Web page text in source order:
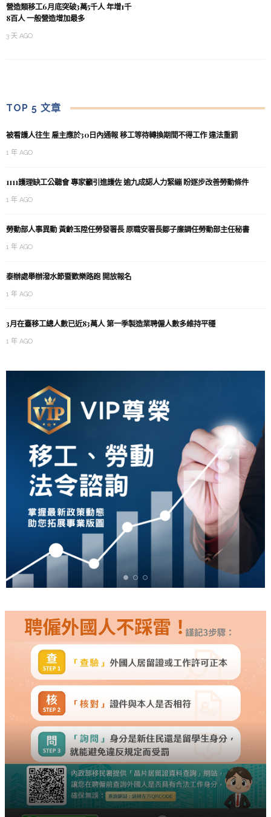
營造類移工6月底突破3萬5千人 年增1千
8百人 一般營造增加最多
3 天 AGO
TOP 5 文章
被看護人往生 雇主應於30日內通報 移工等待轉換期間不得工作 違法重罰
1 年 AGO
1111護理缺工公聽會 專家籲引進護佐 逾九成認人力緊繃 盼逐步改善勞動條件
1 年 AGO
勞動部人事異動 黃齡玉陞任勞發署長 原職安署長鄒子廉調任勞動部主任秘書
1 年 AGO
泰辦處舉辦潑水節暨歡樂路跑 開放報名
1 年 AGO
3月在臺移工總人數已近83萬人 第一季製造業聘僱人數多維持平穩
1 年 AGO